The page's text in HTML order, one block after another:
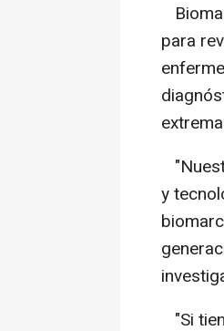
para
y
"Si